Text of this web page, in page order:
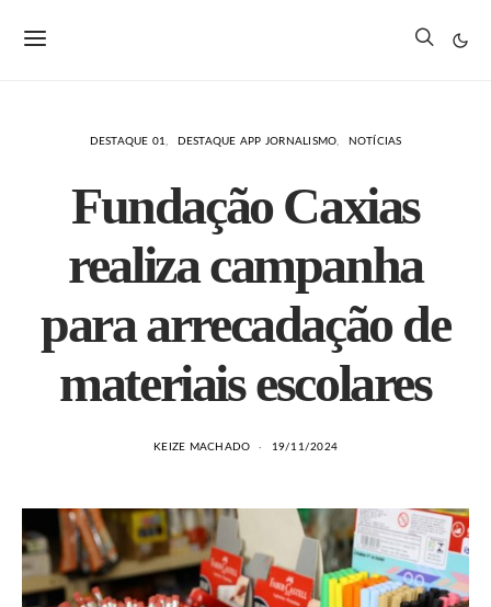
DESTAQUE 01 DESTAQUE APP JORNALISMO NOTÍCIAS
Fundação Caxias
realiza campanha
para arrecadação de
materiais escolares
KEIZE MACHADO 19/11/2024